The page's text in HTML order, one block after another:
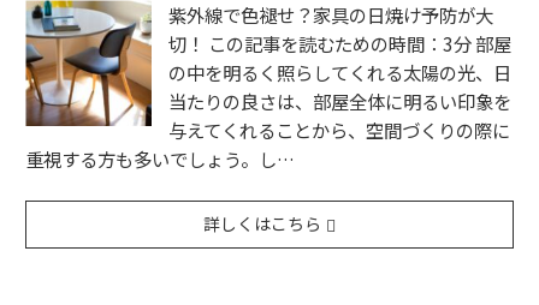
紫外線で色褪せ？家具の日焼け予防が大
切！ この記事を読むための時間：3分 部屋
の中を明るく照らしてくれる太陽の光、日
当たりの良さは、部屋全体に明るい印象を
与えてくれることから、空間づくりの際に
重視する方も多いでしょう。し…
詳しくはこちら